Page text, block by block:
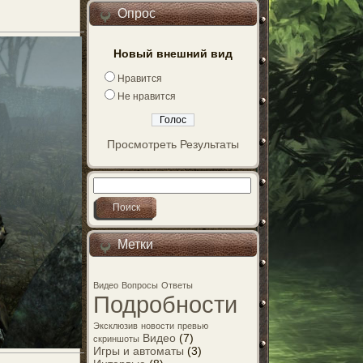
Опрос
Новый внешний вид
Нравится
Не нравится
Просмотреть Результаты
Метки
Видео Вопросы Ответы
Подробности
Эксклюзив новости превью
скриншоты Видео (7)
Игры и автоматы (3)